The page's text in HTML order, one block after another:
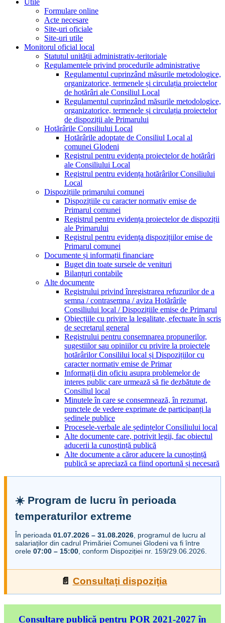
Utile
Formulare online
Acte necesare
Site-uri oficiale
Site-uri utile
Monitorul oficial local
Statutul unității administrativ-teritoriale
Regulamentele privind procedurile administrative
Regulamentul cuprinzând măsurile metodologice,
organizatorice, termenele și circulația proiectelor
de hotărâri ale Consiliul Local
Regulamentul cuprinzând măsurile metodologice,
organizatorice, termenele și circulația proiectelor
de dispoziții ale Primarului
Hotărârile Consiliului Local
Hotărârile adoptate de Consiliul Local al
comunei Glodeni
Registrul pentru evidența proiectelor de hotărâri
ale Consiliului Local
Registrul pentru evidența hotărârilor Consiliului
Local
Dispozițiile primarului comunei
Dispozițiile cu caracter normativ emise de
Primarul comunei
Registrul pentru evidența proiectelor de dispoziții
ale Primarului
Registrul pentru evidența dispozițiilor emise de
Primarul comunei
Documente și informații financiare
Buget din toate sursele de venituri
Bilanțuri contabile
Alte documente
Registrului privind înregistrarea refuzurilor de a
semna / contrasemna / aviza Hotărârile
Consiliului local / Dispozițiile emise de Primarul
Obiecțiile cu privire la legalitate, efectuate în scris
de secretarul general
Registrului pentru consemnarea propunerilor,
sugestiilor sau opiniilor cu privire la proiectele
hotărârilor Consililui local și Dispozițiilor cu
caracter normativ emise de Primar
Informații din oficiu asupra problemelor de
interes public care urmează să fie dezbătute de
Consiliul local
Minutele în care se consemnează, în rezumat,
punctele de vedere exprimate de participanți la
ședinele publice
Procesele-verbale ale ședințelor Consiliului local
Alte documente care, potrivit legii, fac obiectul
aducerii la cunoștință publică
Alte documente a căror aducere la cunoștință
publică se apreciază ca fiind oportună și necesară
☀️ Program de lucru în perioada
temperaturilor extreme
În perioada 01.07.2026 – 31.08.2026 , programul de lucru al
salariaților din cadrul Primăriei Comunei Glodeni va fi între
orele 07:00 – 15:00 , conform Dispoziției nr. 159/29.06.2026.
📄 Consultați dispoziția
Consultare publică pentru POR 2021-2027 în